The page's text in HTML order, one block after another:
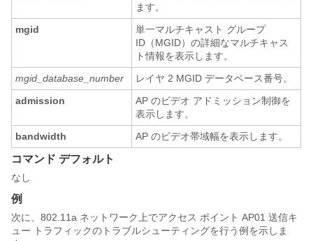
ます。
mgid
単一マルチキャスト グループ
ID（MGID）の詳細なマルチキャス
ト情報を表示します。
mgid_database_number
レイヤ 2 MGID データベース番号。
admission
AP のビデオ アドミッション制御を
表示します。
bandwidth
AP のビデオ帯域幅を表示します。
コマンド デフォルト
なし
例
次に、802.11a ネットワーク上でアクセス ポイント AP01 送信キ
ュー トラフィックのトラブルシューティングを行う例を示しま